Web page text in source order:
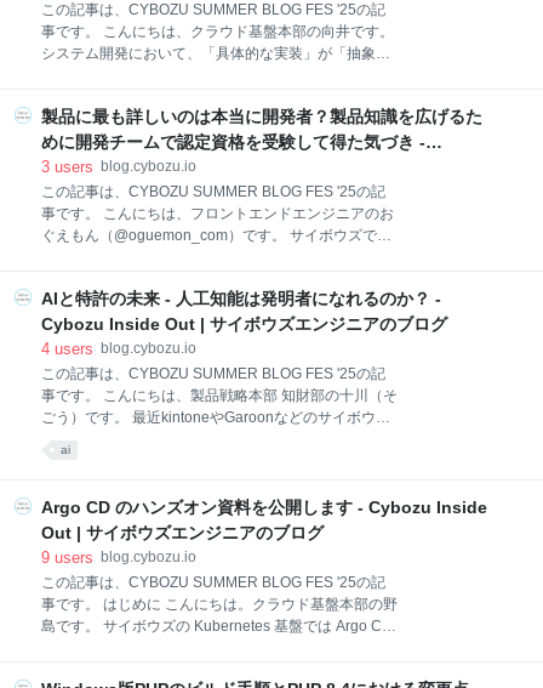
ィの向上を図っています。 そしてプラットフォームを
提供するチームは、このクラウド基盤を実現するため
にさまざまなOSSを導入したり、自分たちでOSSを開
Kubernetesプラットフォームにお
この記事は、CYBOZU SUMMER BLOG FES '25の記
事です。 こんにちは、クラウド基盤本部の向井です。
システム開発において、「具体的な実装」が「抽象的
題に対する解決策の一つです。本記事では、上書き可
能なオブジェクトストレージを使って上書き不可能な
オブジェクトストレージを実装する例を通じて、TLA+
の Refinement の使い方を紹介します。コードを完全
に理解するためにはある程度の TLA+ の知識が必要で
すが、そうでなくても流れは理解できるように書いた
の設計と検証のための形式仕様記述言語です。TLA+
の特徴は、システムの振る舞いを厳
製品に最も詳しいのは本当に開発者？製品知識を広げるた
めに開発チームで認定資格を受験して得た気づき -
Cybozu Inside Out | サイボウズエンジニアのブログ
3 users blog.cybozu.io
この記事は、CYBOZU SUMMER BLOG FES '25の記
事です。 こんにちは、フロントエンドエンジニアのお
ぐえもん（@oguemon_com）です。 サイボウズで
います。 私のチームは、kintoneの中でも中心的機能
である「アプリ」機能の刷新を進めています。刷新に
際してUI/UXの改善を盛り込むことがありますが、仕
様検討の負担軽減のために多くの場合は現状の挙動に
沿った形で実装しています。 刷新にあたり直面した課
題 刷新作業を進める中で、私たちは度々問題に直面し
ことによる実装の抜けが頻繁に発生していたことで
は表示されないことが抜けている □□ダイアログの△△
タブは「ゲストスペ
AIと特許の未来 - 人工知能は発明者になれるのか？ -
Cybozu Inside Out | サイボウズエンジニアのブログ
4 users blog.cybozu.io
この記事は、CYBOZU SUMMER BLOG FES '25の記
事です。 こんにちは、製品戦略本部 知財部の十川（そ
ごう）です。 最近kintoneやGaroonなどのサイボウズ
と未来 近年のAI（人工知能）技術の進歩は目覚まし
く、私たちの生活を大きく変えようとしています。 そ
のなかで、特に注目を集めているのが「AIが発明者に
はなく、特許制度や知的財産の根幹に関わる重要な課
題となっています。 AIが生み出す新しい発明の形 AIの
発展により、従来人間にしかできないと考えられてい
の分野では、AIが膨大なデータを解析することで、こ
ai
Argo CD のハンズオン資料を公開します - Cybozu Inside
Out | サイボウズエンジニアのブログ
9 users blog.cybozu.io
この記事は、CYBOZU SUMMER BLOG FES '25の記
事です。 はじめに こんにちは。クラウド基盤本部の野
島です。 サイボウズの Kubernetes 基盤では Argo CD